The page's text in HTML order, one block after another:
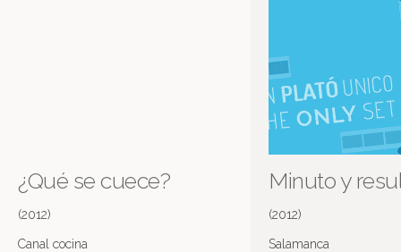
¿Qué se cuece?
(2012)
Canal cocina
Minuto y
(2012)
Salamanca